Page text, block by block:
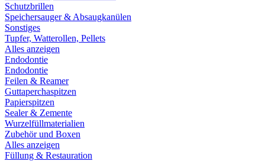
Schutzbrillen
Speichersauger & Absaugkanülen
Sonstiges
Tupfer, Watterollen, Pellets
Alles anzeigen
Endodontie
Endodontie
Feilen & Reamer
Guttaperchaspitzen
Papierspitzen
Sealer & Zemente
Wurzelfüllmaterialien
Zubehör und Boxen
Alles anzeigen
Füllung & Restauration